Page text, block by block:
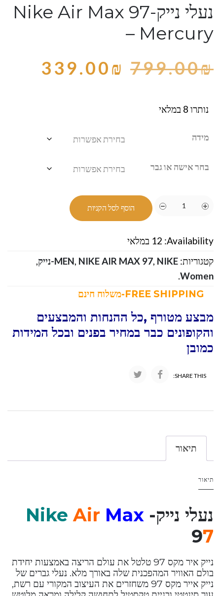
נעלי נייק-Nike Air Max 97
– Mercury
799.00₪
339.00₪
נותרו 8 במלאי
מידה
בחר אישה או גבר
הוסף לסל הקניות
Availability: 12 במלאי
קטגוריות:
MEN, NIKE AIR MAX 97, NIKE-נייק
,
Women
.
מבצע מטורף ,כל ההנחות והמבצעים
והקופונים כבר במחיר בפנים ובכל המידות
כמובן
SHARE THIS:
תיאור
תיאור
נעלי נייק- Nike Air Max
97
נייק איר מקס 97 טלטל את עולם הריצה באמצעות יחידת
בולם האוויר המהפכנית שלה באורך מלא. נעלי גברים של
נייק אייר מקס 97 משחזרים את העיצוב המקורי עם רשת,